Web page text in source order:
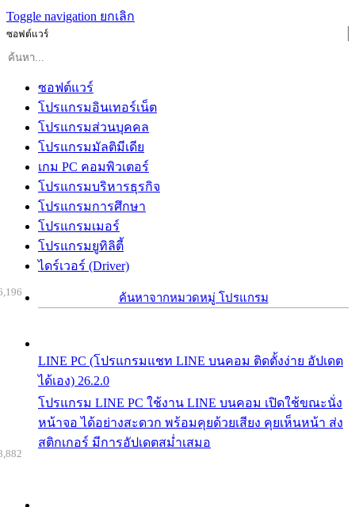
Toggle navigation ยกเลิก
ซอฟต์แวร์
ซอฟต์แวร์
โปรแกรมอินเทอร์เน็ต
โปรแกรมส่วนบุคคล
โปรแกรมมัลติมีเดีย
เกม PC คอมพิวเตอร์
โปรแกรมบริหารธุรกิจ
โปรแกรมการศึกษา
โปรแกรมเมอร์
โปรแกรมยูทิลิตี้
ไดร์เวอร์ (Driver)
ค้นหาจากหมวดหมู่ โปรแกรม
LINE PC (โปรแกรมแชท LINE บนคอม ติดตั้งง่าย อัปเดต
ได้เอง) 26.2.0
โปรแกรม LINE PC ใช้งาน LINE บนคอม เปิดใช้ขณะนั่ง
หน้าจอ ได้อย่างสะดวก พร้อมคุยด้วยเสียง คุยเห็นหน้า ส่ง
สติกเกอร์ มีการอัปเดตสม่ำเสมอ